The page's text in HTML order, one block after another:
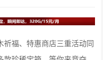
祈福、特惠商店三重活动同